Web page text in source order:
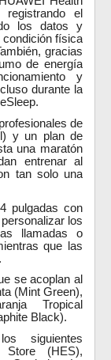
el
los datos y
condición física
gracias
de energía
y
durante la
de
y un plan de
una maratón
entrenar al
tan solo una
pulgadas con
los
llamadas o
que las
se acoplan al
(Mint Green),
Tropical
Black).
siguientes
Store (HES),